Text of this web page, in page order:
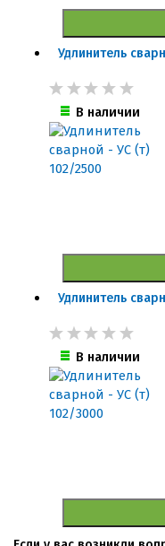
Удлинитель
В наличии
Удлинитель
В наличии